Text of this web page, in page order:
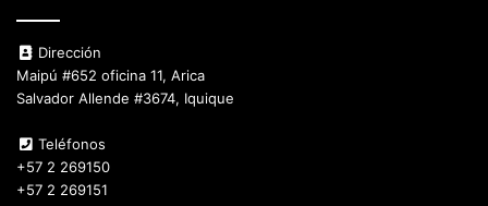
Dirección
Maipú #652 oficina 11, Arica
Salvador Allende #3674, Iquique
Teléfonos
+57 2 269150
+57 2 269151